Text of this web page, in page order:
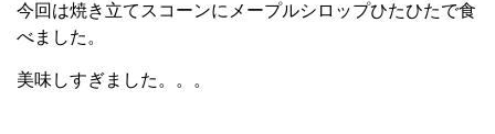
今回は焼き立てスコーンにメープルシロップひたひたで食
べました。
美味しすぎました。。。